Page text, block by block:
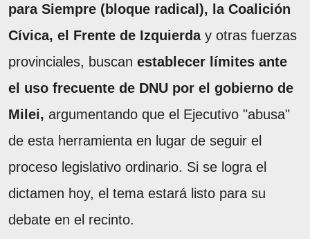
para Siempre (bloque radical), la Coalición
Cívica, el Frente de Izquierday otras fuerzas
provinciales, buscan establecer límites ante
el uso frecuente de DNU por el gobierno de
Milei, argumentando que el Ejecutivo "abusa"
de esta herramienta en lugar de seguir el
proceso legislativo ordinario. Si se logra el
dictamen hoy, el tema estará listo para su
debate en el recinto.